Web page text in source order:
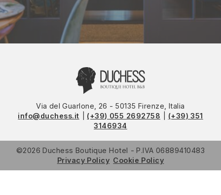
Via del Guarlone, 26 - 50135 Firenze, Italia
info@duchess.it
(+39) 055 2692758
(+39) 351
3146934
©2026 Duchess Boutique Hotel P.IVA 06889410483
Privacy Policy Cookie Policy